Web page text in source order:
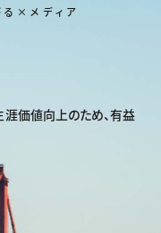
る×メディア
涯価値向上のため、有益